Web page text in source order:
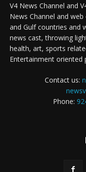
V4 News Channel and
News Channel and
and Gulf countries and
news cast, throwing
health, art, sports
Entertainment oriented
Contact us:
Phone: